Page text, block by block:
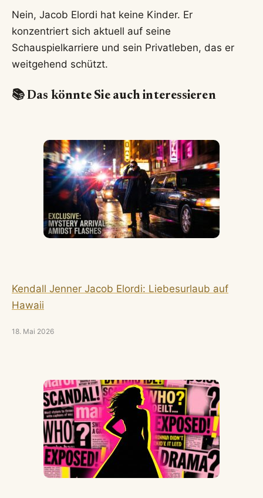
Nein, Jacob Elordi hat keine Kinder. Er
konzentriert sich aktuell auf seine
Schauspielkarriere und sein Privatleben, das er
weitgehend schützt.
📚 Das könnte Sie auch interessieren
Kendall Jenner Jacob Elordi: Liebesurlaub auf
Hawaii
18. Mai 2026